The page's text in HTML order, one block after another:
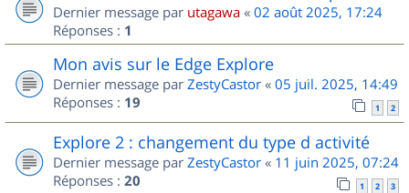
Dernier message par utagawa « 02 août 2025, 17:24
Réponses : 1
Mon avis sur le Edge Explore
Dernier message par ZestyCastor « 05 juil. 2025, 14:49
Réponses : 19 1 2
Explore 2 : changement du type d activité
Dernier message par ZestyCastor « 11 juin 2025, 07:24
Réponses : 20 1 2 3